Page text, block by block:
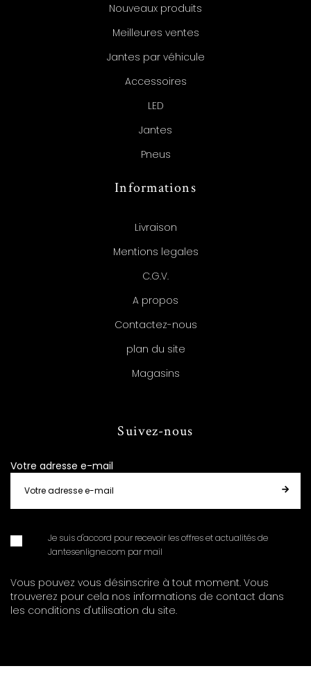
Nouveaux produits
Meilleures ventes
Jantes par véhicule
Accessoires
LED
Jantes
Pneus
Informations
Livraison
Mentions legales
C.G.V.
A propos
Contactez-nous
plan du site
Magasins
Suivez-nous
Votre adresse e-mail
Je suis d'accord pour recevoir les offres et actualités de
Jantesenligne.com par mail
Vous pouvez vous désinscrire à tout moment. Vous
trouverez pour cela nos informations de contact dans
les conditions d'utilisation du site.